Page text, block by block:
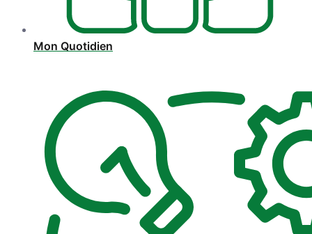
Mon Quotidien